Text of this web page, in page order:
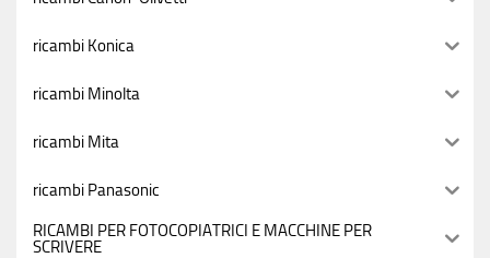
ricambi Konica
ricambi Minolta
ricambi Mita
ricambi Panasonic
RICAMBI PER FOTOCOPIATRICI E MACCHINE PER
SCRIVERE